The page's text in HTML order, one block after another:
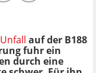
Unfall auf der B188
fuhr ein
durch eine